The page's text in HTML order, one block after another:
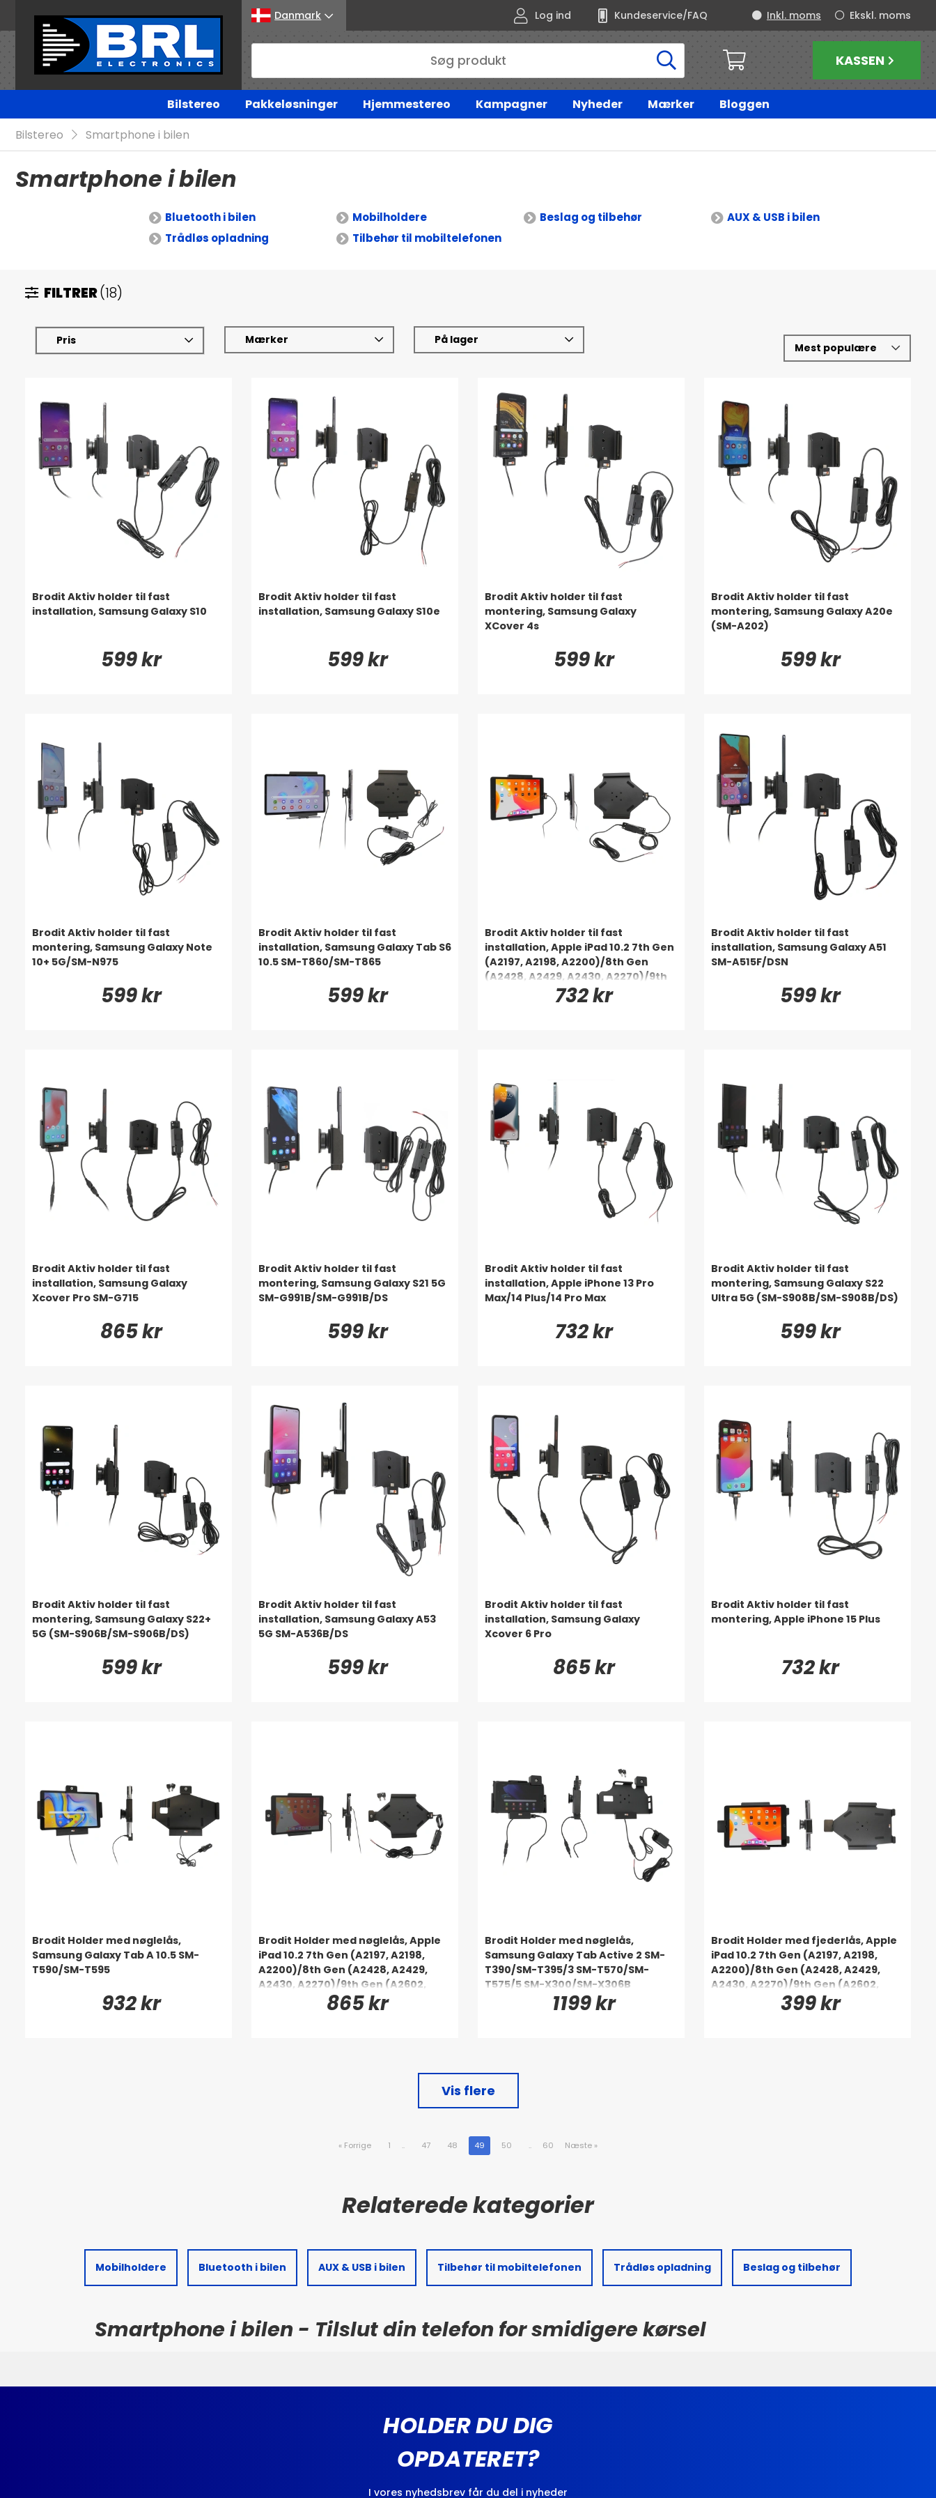
Danmark Log ind Kundeservice/FAQ Ekskl. moms
Inkl. moms
KASSEN
Bilstereo Pakkeløsninger Hjemmestereo Kampagner Nyheder Mærker
Bloggen
Bilstereo
Smartphone i bilen
Smartphone i bilen
Bluetooth i bilen Mobilholdere Beslag og tilbehør
AUX & USB i bilen
Trådløs opladning
Tilbehør til mobiltelefonen
FILTRER(18)
Pris Mærker På lager
Brodit Aktiv holder til fast
installation, Samsung Galaxy S10
599 kr
Brodit Aktiv holder til fast
installation, Samsung Galaxy S10e
599 kr
Brodit Aktiv holder til fast
montering, Samsung Galaxy
XCover 4s
599 kr
Brodit Aktiv holder til fast
montering, Samsung Galaxy A20e
(SM-A202)
599 kr
Brodit Aktiv holder til fast
montering, Samsung Galaxy Note
10+ 5G/SM-N975
599 kr
Brodit Aktiv holder til fast
installation, Samsung Galaxy Tab S6
10.5 SM-T860/SM-T865
599 kr
Brodit Aktiv holder til fast
installation, Apple iPad 10.2 7th Gen
(A2197, A2198, A2200)/8th Gen
(A2428, A2429, A2430, A2270)/9th
Gen (A2602, A2603, A2604, A2605)
732 kr
Brodit Aktiv holder til fast
installation, Samsung Galaxy A51
SM-A515F/DSN
599 kr
Brodit Aktiv holder til fast
installation, Samsung Galaxy
Xcover Pro SM-G715
865 kr
Brodit Aktiv holder til fast
montering, Samsung Galaxy S21 5G
SM-G991B/SM-G991B/DS
599 kr
Brodit Aktiv holder til fast
installation, Apple iPhone 13 Pro
Max/14 Plus/14 Pro Max
732 kr
Brodit Aktiv holder til fast
montering, Samsung Galaxy S22
Ultra 5G (SM-S908B/SM-S908B/DS)
599 kr
Brodit Aktiv holder til fast
montering, Samsung Galaxy S22+
5G (SM-S906B/SM-S906B/DS)
599 kr
Brodit Aktiv holder til fast
installation, Samsung Galaxy A53
5G SM-A536B/DS
599 kr
Brodit Aktiv holder til fast
installation, Samsung Galaxy
Xcover 6 Pro
865 kr
Brodit Aktiv holder til fast
montering, Apple iPhone 15 Plus
732 kr
Brodit Holder med nøglelås,
Samsung Galaxy Tab A 10.5 SM-
T590/SM-T595
932 kr
Brodit Holder med nøglelås, Apple
iPad 10.2 7th Gen (A2197, A2198,
A2200)/8th Gen (A2428, A2429,
A2430, A2270)/9th Gen (A2602,
A2603, A2604, A2605)
865 kr
Brodit Holder med nøglelås,
Samsung Galaxy Tab Active 2 SM-
T390/SM-T395/3 SM-T570/SM-
T575/5 SM-X300/SM-X306B
1199 kr
Brodit Holder med fjederlås, Apple
iPad 10.2 7th Gen (A2197, A2198,
A2200)/8th Gen (A2428, A2429,
A2430, A2270)/9th Gen (A2602,
A2603, A2604, A2605)
399 kr
Vis flere
« Forrige 1 .. 47 48 49 50 .. 60 Næste »
Mobilholdere Bluetooth i bilen AUX & USB i bilen Tilbehør til mobiltelefonen Trådløs opladning Beslag og tilbehør
Smartphone i bilen - Tilslut din telefon for smidigere kørsel
HOLDER DU DIG
OPDATERET?
I vores nyhedsbrev får du del i nyheder